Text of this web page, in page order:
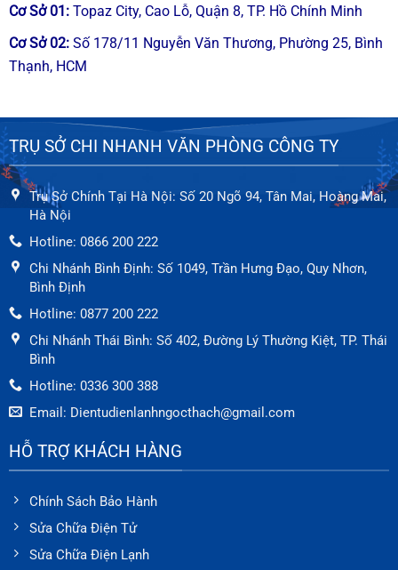
Cơ Sở01: Topaz City, Cao Lỗ, Quận 8, TP. Hồ Chính Minh
Cơ Sở02: Số 178/11 Nguyễn Văn Thương, Phường 25, Bình
Thạnh, HCM
TRỤ SỞ CHI NHANH VĂN PHÒNG CÔNG TY
Trụ Sở Chính Tại Hà Nội: Số 20 Ngõ 94, Tân Mai, Hoàng Mai,
Hà Nội
Hotline: 0866 200 222
Chi Nhánh Bình Định: Số 1049, Trần Hưng Đạo, Quy Nhơn,
Bình Định
Hotline: 0877 200 222
Chi Nhánh Thái Bình: Số 402, Đường Lý Thường Kiệt, TP. Thái
Bình
Hotline: 0336 300 388
Email: Dientudienlanhngocthach@gmail.com
HỖ TRỢ KHÁCH HÀNG
Chính Sách Bảo Hành
Sửa Chữa Điện Tử
Sửa Chữa Điện Lạnh